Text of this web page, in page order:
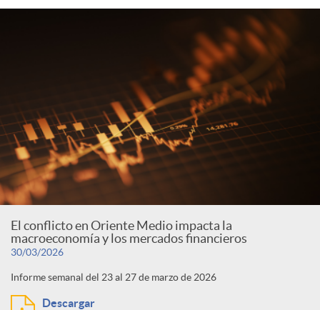
El conflicto en Oriente Medio impacta la
macroeconomía y los mercados financieros
30/03/2026
Informe semanal del 23 al 27 de marzo de 2026
Descargar